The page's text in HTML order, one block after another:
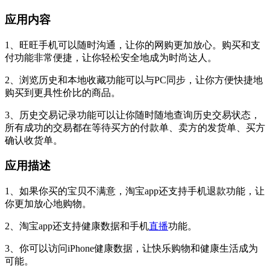
应用内容
1、旺旺手机可以随时沟通，让你的网购更加放心。购买和支
付功能非常便捷，让你轻松安全地成为时尚达人。
2、浏览历史和本地收藏功能可以与PC同步，让你方便快捷地
购买到更具性价比的商品。
3、历史交易记录功能可以让你随时随地查询历史交易状态，
所有成功的交易都在等待买方的付款单、卖方的发货单、买方
确认收货单。
应用描述
1、如果你买的宝贝不满意，淘宝app还支持手机退款功能，让
你更加放心地购物。
2、淘宝app还支持健康数据和手机直播功能。
3、你可以访问iPhone健康数据，让快乐购物和健康生活成为
可能。